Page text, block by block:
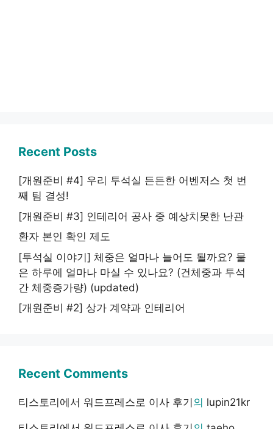
Recent Posts
[개원준비 #4] 우리 투석실 든든한 어벤저스 첫 번
째 팀 결성!
[개원준비 #3] 인테리어 공사 중 예상치못한 난관
환자 본인 확인 제도
[투석실 이야기] 체중은 얼마나 늘어도 될까요? 물
은 하루에 얼마나 마실 수 있나요? (건체중과 투석
간 체중증가량) (updated)
[개원준비 #2] 상가 계약과 인테리어
Recent Comments
티스토리에서 워드프레스로 이사 후기 의 lupin21kr